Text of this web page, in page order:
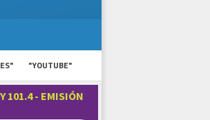
"YOUTUBE"
101.4 - EMISIÓN